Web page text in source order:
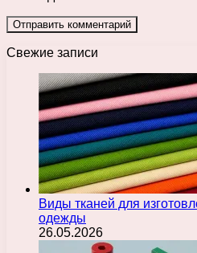
Свежие записи
Виды тканей для
одежды
26.05.2026